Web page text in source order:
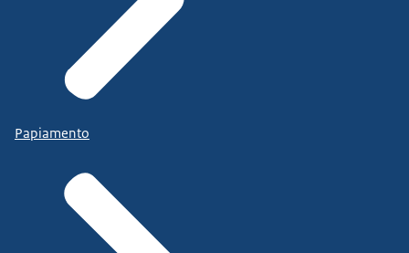
Papiamento